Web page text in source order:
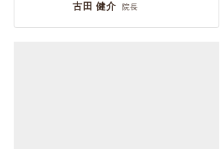
古田 健介 院長